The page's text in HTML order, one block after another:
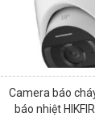
Camera báo
báo nhiệt